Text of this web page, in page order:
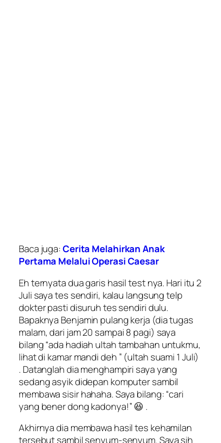
Baca juga:Cerita Melahirkan Anak
Pertama Melalui Operasi Caesar
Eh ternyata dua garis hasil test nya. Hari itu 2
Juli saya tes sendiri, kalau langsung telp
dokter pasti disuruh tes sendiri dulu.
Bapaknya Benjamin pulang kerja (dia tugas
malam, dari jam 20 sampai 8 pagi) saya
bilang “ada hadiah ultah tambahan untukmu,
lihat di kamar mandi deh ” (ultah suami 1 Juli)
. Datanglah dia menghampiri saya yang
sedang asyik didepan komputer sambil
membawa sisir hahaha. Saya bilang: “cari
yang bener dong kadonya!” 😆 .
Akhirnya dia membawa hasil tes kehamilan
tersebut sambil senyum-senyum. Saya sih